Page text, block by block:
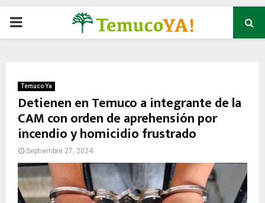
P
M
A
R
Temuco Ya
Detienen en Temuco a integrante de la
CAM con orden de aprehensión por
incendio y homicidio frustrado
Septiembre 27, 2024